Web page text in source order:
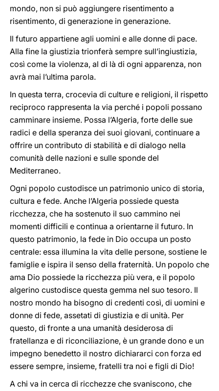
mondo, non si può aggiungere risentimento a
risentimento, di generazione in generazione.
Il futuro appartiene agli uomini e alle donne di pace.
Alla fine la giustizia trionferà sempre sull’ingiustizia,
così come la violenza, al di là di ogni apparenza, non
avrà mai l’ultima parola.
In questa terra, crocevia di culture e religioni, il rispetto
reciproco rappresenta la via perché i popoli possano
camminare insieme. Possa l’Algeria, forte delle sue
radici e della speranza dei suoi giovani, continuare a
offrire un contributo di stabilità e di dialogo nella
comunità delle nazioni e sulle sponde del
Mediterraneo.
Ogni popolo custodisce un patrimonio unico di storia,
cultura e fede. Anche l’Algeria possiede questa
ricchezza, che ha sostenuto il suo cammino nei
momenti difficili e continua a orientarne il futuro. In
questo patrimonio, la fede in Dio occupa un posto
centrale: essa illumina la vita delle persone, sostiene le
famiglie e ispira il senso della fraternità. Un popolo che
ama Dio possiede la ricchezza più vera, e il popolo
algerino custodisce questa gemma nel suo tesoro. Il
nostro mondo ha bisogno di credenti così, di uomini e
donne di fede, assetati di giustizia e di unità. Per
questo, di fronte a una umanità desiderosa di
fratellanza e di riconciliazione, è un grande dono e un
impegno benedetto il nostro dichiararci con forza ed
essere sempre, insieme, fratelli tra noi e figli di Dio!
A chi va in cerca di ricchezze che svaniscono, che